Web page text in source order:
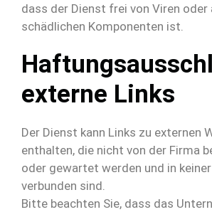
dass der Dienst frei von Viren oder
schädlichen Komponenten ist.
externe Links
Der Dienst kann Links zu externen
enthalten, die nicht von der Firma
oder gewartet werden und in
verbunden sind.
Bitte beachten Sie, dass das